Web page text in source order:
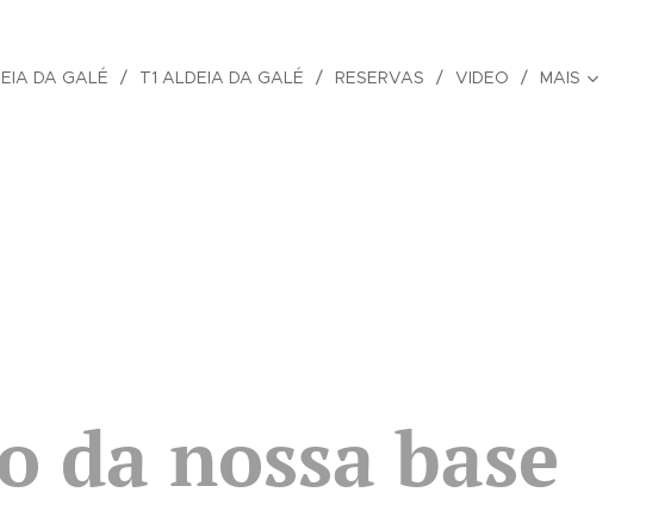
DA GALÉ T1 ALDEIA DA GALÉ RESERVAS VIDEO MAIS
da nossa base